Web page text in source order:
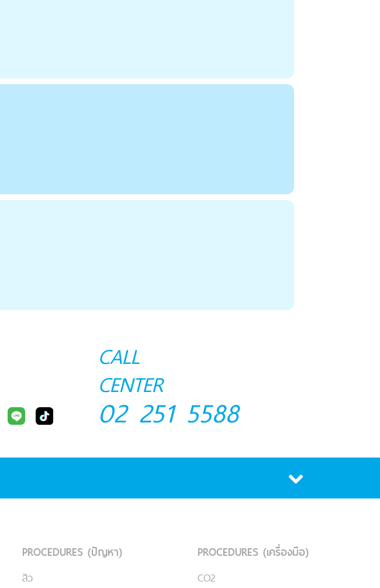
CALL
CENTER
02 251 5588
PROCEDURES (ปัญหา)
สิว
PROCEDURES (เครื่องมือ)
CO2